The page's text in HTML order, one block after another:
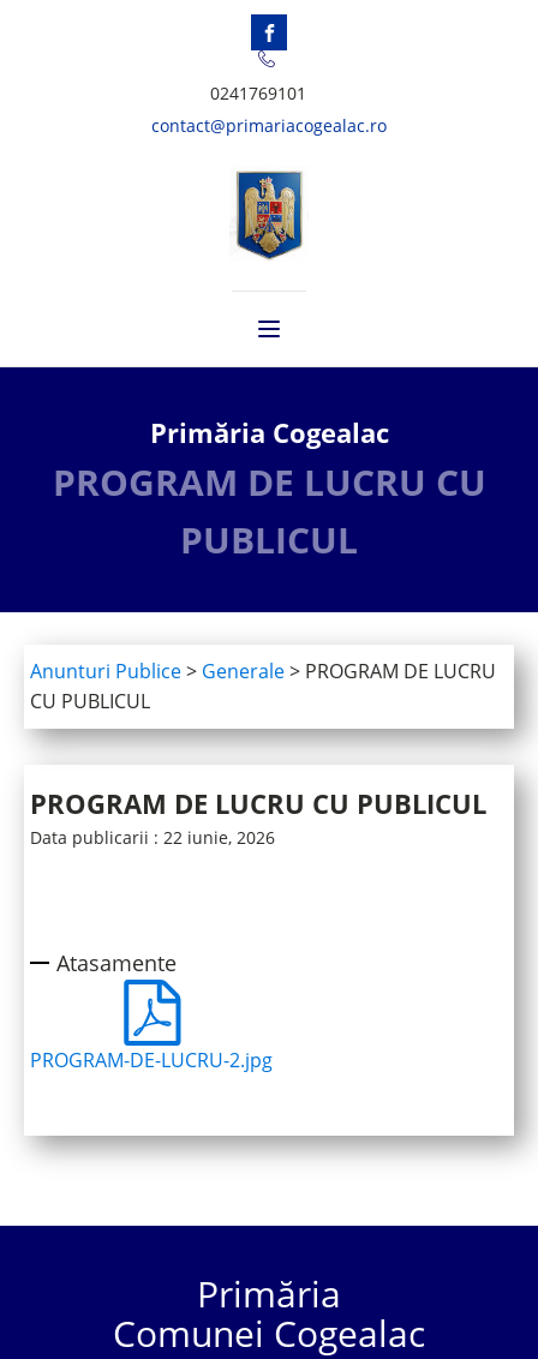
0241769101
contact@primariacogealac.ro
Primăria Cogealac
PROGRAM DE LUCRU CU
PUBLICUL
Anunturi Publice> Generale> PROGRAM DE LUCRU
CU PUBLICUL
PROGRAM DE LUCRU CU PUBLICUL
Data publicarii : 22 iunie, 2026
Atasamente
PROGRAM-DE-LUCRU-2.jpg
Primăria
Comunei Cogealac